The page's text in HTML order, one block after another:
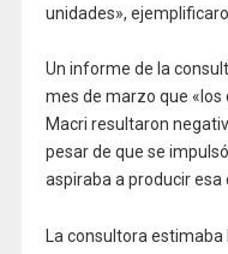
unidades»,
Un informe de la
mes de marzo que «los
Macri resultaron
pesar de que se
aspiraba a producir esa
La consultora